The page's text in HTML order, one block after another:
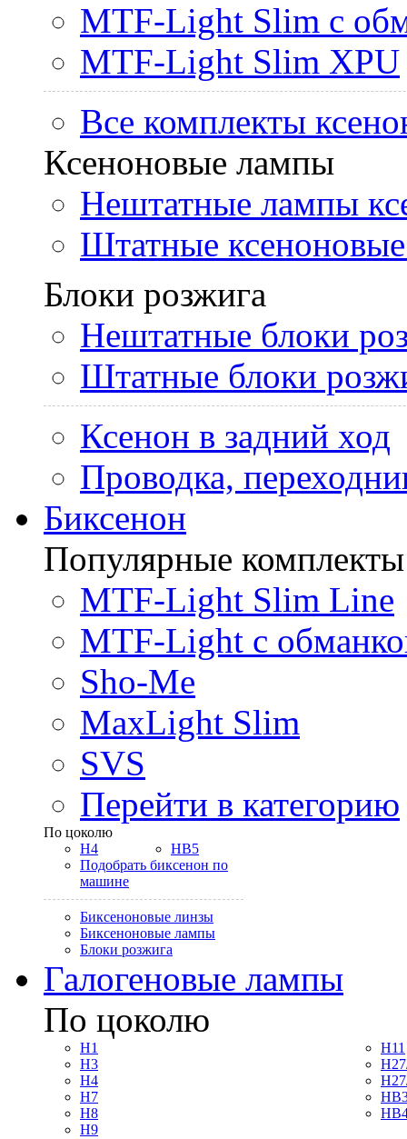
MTF-Light Slim с
MTF-Light Slim XPU
Все комплекты
Ксеноновые лампы
Нештатные лампы
Штатные
Блоки розжига
Нештатные блоки
Штатные блоки
Ксенон в задний ход
Проводка,
Биксенон
Популярные комплекты
MTF-Light Slim Line
MTF-Light с
Sho-Me
MaxLight Slim
SVS
Перейти в категорию
По цоколю
H4
HB5
Подобрать биксенон по
машине
Биксеноновые линзы
Биксеноновые лампы
Блоки розжига
Галогеновые лампы
По цоколю
H1
H3
H4
H7
H8
H9
H11